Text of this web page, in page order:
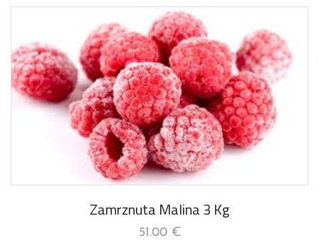
Zamrznuta Malina 3 Kg
51.00 €